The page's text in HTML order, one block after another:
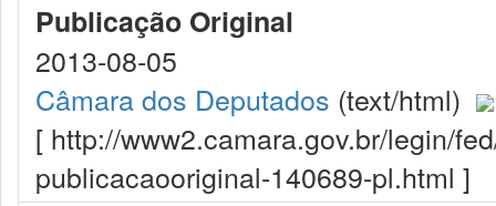
Publicação Original
2013-08-05
Câmara dos Deputados (text/html)
[ http://www2.camara.gov.br/legin/
publicacaooriginal-140689-pl.html ]